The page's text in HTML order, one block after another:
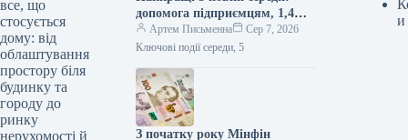
все, що
стосується
дому: від
облаштування
простору біля
будинку та
городу до
ринку
нерухомості й
допомога підприємцям, 1,4
мільярда євро від Євросоюзу
та чи безпечно зберігати
Міністерство фінансів
Артем Письменна
Сер 7, 2026
Ключові події середи, 5
З початку року Мінфін
и